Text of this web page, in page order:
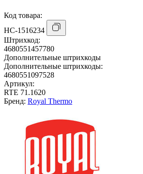
Код товара:
НС-1516234
Штрихкод:
4680551457780
Дополнительные штрихкоды
Дополнительные штрихкоды:
4680551097528
Артикул:
RTE 71.1620
Бренд: Royal Thermo